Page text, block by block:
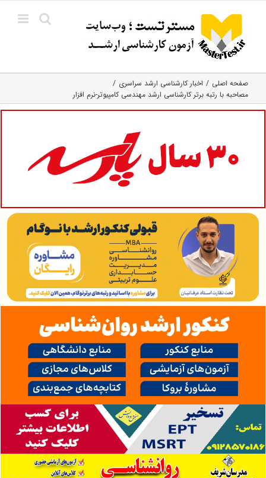
content
صفحه اصلی
اخبار کارشناسی ارشد سراسری
مصاحبه با رتبه برتر کارشناسی ارشد مهندسی کامپیوتر-نرم افزار